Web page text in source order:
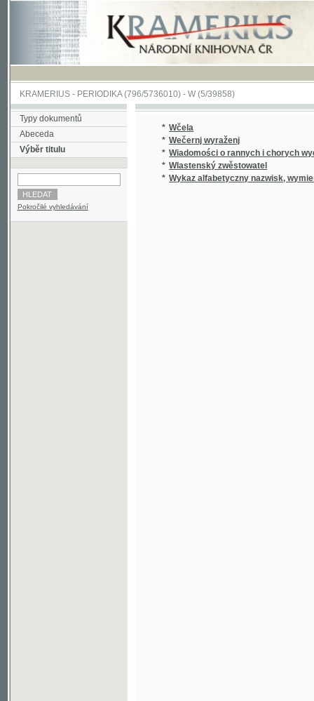
KRAMERIUS-PERIODIKA(796/5736010) -W(5/39858)
Typy dokumentů
Abeceda
Výběr titulu
Pokročilé vyhledávání
Wečernj wyraženj
Wiadomości o rannych i chorych wydane
Wlastenský zwěstowatel
Wykaz alfabetyczny nazwisk,